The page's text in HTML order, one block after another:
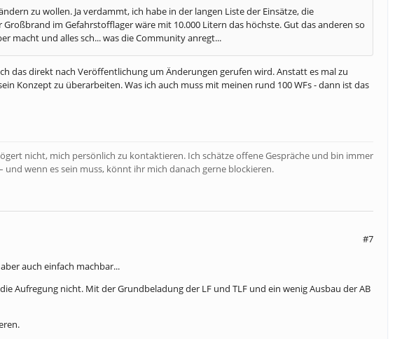
zu wollen. Ja verdammt, ich habe in der langen Liste der Einsätze, die
im Gefahrstofflager wäre mit 10.000 Litern das höchste. Gut das anderen so
macht und alles sch... was die Community anregt...
das direkt nach Veröffentlichung um Änderungen gerufen wird. Anstatt es mal zu
Konzept zu überarbeiten. Was ich auch muss mit meinen rund 100 WFs - dann ist das
nicht, mich persönlich zu kontaktieren. Ich schätze offene Gespräche und bin immer
wenn es sein muss, könnt ihr mich danach gerne blockieren.
#7
auch einfach machbar...
Aufregung nicht. Mit der Grundbeladung der LF und TLF und ein wenig Ausbau der AB